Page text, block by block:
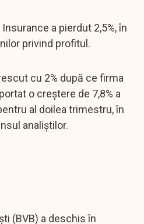
a pierdut 2,5%, în
privind profitul.
cu 2% după ce firma
o creștere de 7,8% a
al doilea trimestru, în
analiștilor.
(BVB) a deschis în